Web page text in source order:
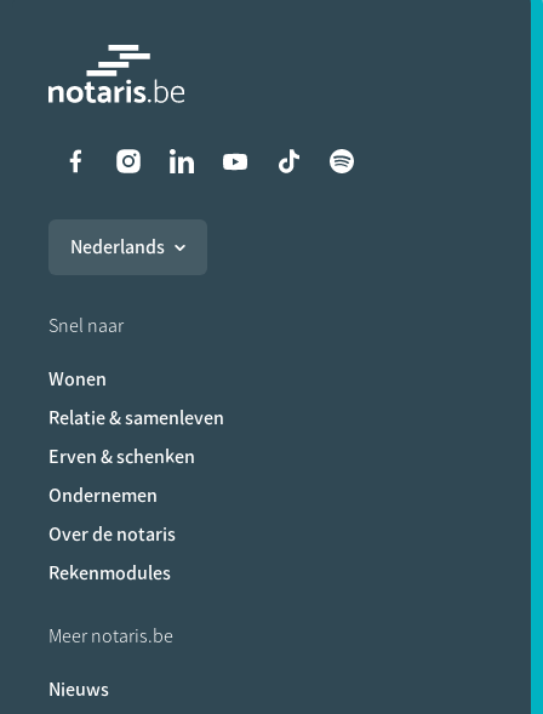
Liens vers les réseaux
Nederlands
Snel naar
Wonen
Relatie & samenleven
Erven & schenken
Ondernemen
Over de notaris
Rekenmodules
Meer notaris.be
Nieuws